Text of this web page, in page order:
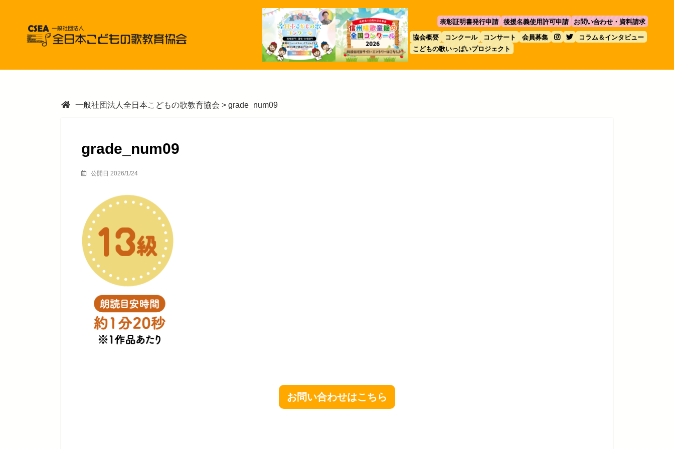
お問い合わせ・資料請求
後援名義使用許可申請
表彰証明書発行申請
協会概要 コンクール コンサート 会員募集
コラム＆インタビュー
こどもの歌いっぱいプロジェクト
一般社団法人全日本こどもの歌教育協会 > grade_num09
grade_num09
公開日 2026/1/24
お問い合わせはこちら